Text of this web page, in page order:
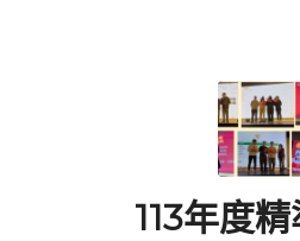
113年度